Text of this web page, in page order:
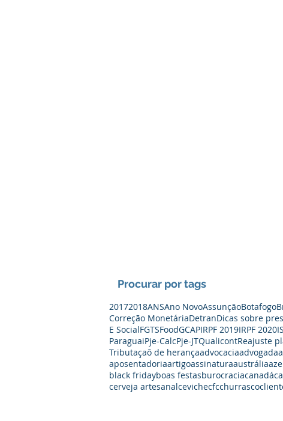
Procurar por tags
20172018ANSAno NovoAssunçãoBotafogo
Correção MonetáriaDetranDicas sobre
E SocialFGTSFoodGCAPIRPF 2019IRPF 2020
ParaguaiPje-CalcPje-JTQualicontReajuste
Tributaçaõ de herançaadvocaciaadvogada
aposentadoriaartigoassinaturaaustrália
black fridayboas festasburocraciacanadá
cerveja artesanalcevichecfcchurrasco